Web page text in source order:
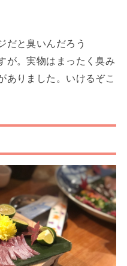
だと臭いんだろう
が。実物はまったく臭み
ありました。いけるぞこ